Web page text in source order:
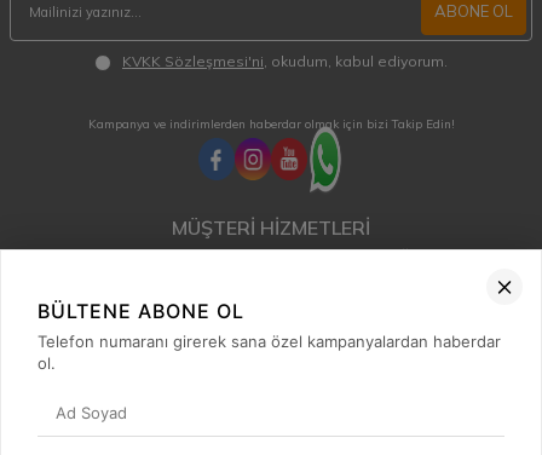
ABONE OL
KVKK Sözleşmesi'ni , okudum, kabul ediyorum.
Kampanya ve indirimlerden haberdar olmak için bizi Takip Edin!
MÜŞTERİ HİZMETLERİ
Hafta içi 08:00 - 18:00 / Cumartesi 08:00 - 13:00 arası merak ettiğiniz tüm sorular ve
0850 515 01 10
Kategoriler
BÜLTENE ABONE OL
Telefon numaranı girerek sana özel kampanyalardan haberdar
ol.